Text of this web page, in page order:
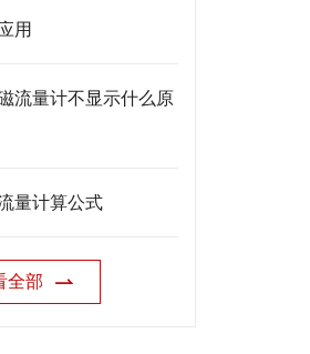
用
流量计不显示什么原
量计算公式
全部